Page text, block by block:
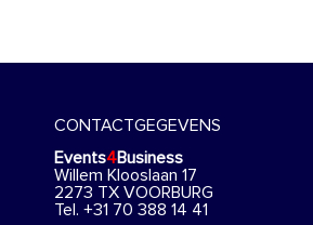
CONTACTGEGEVENS
Events4Business
Willem Klooslaan 17
2273 TX VOORBURG
Tel. +31 70 388 14 41